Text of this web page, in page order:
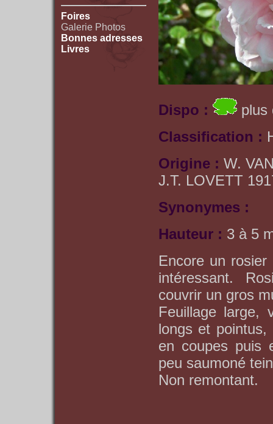
Foires
Galerie Photos
Bonnes adresses
Livres
Dispo :
plus
Classification :
Origine : W.
J.T. LOVETT
Synonymes :
Hauteur : 3 à 5
Encore un
intéressant.
couvrir un gros
Feuillage large,
longs et pointus,
en coupes puis
peu saumoné
Non remontant.